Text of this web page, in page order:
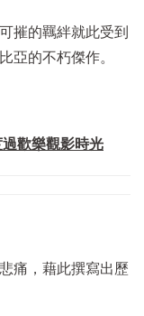
摧的羈絆就此受到
亞的不朽傑作。
歡樂觀影時光
痛，藉此撰寫出歷